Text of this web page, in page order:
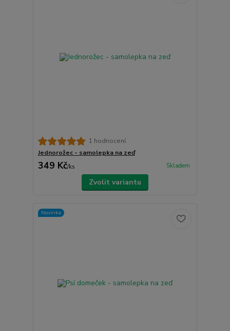
1 hodnocení
Jednorožec - samolepka na zeď
349 Kč/ks Skladem
Zvolit variantu
Novinka